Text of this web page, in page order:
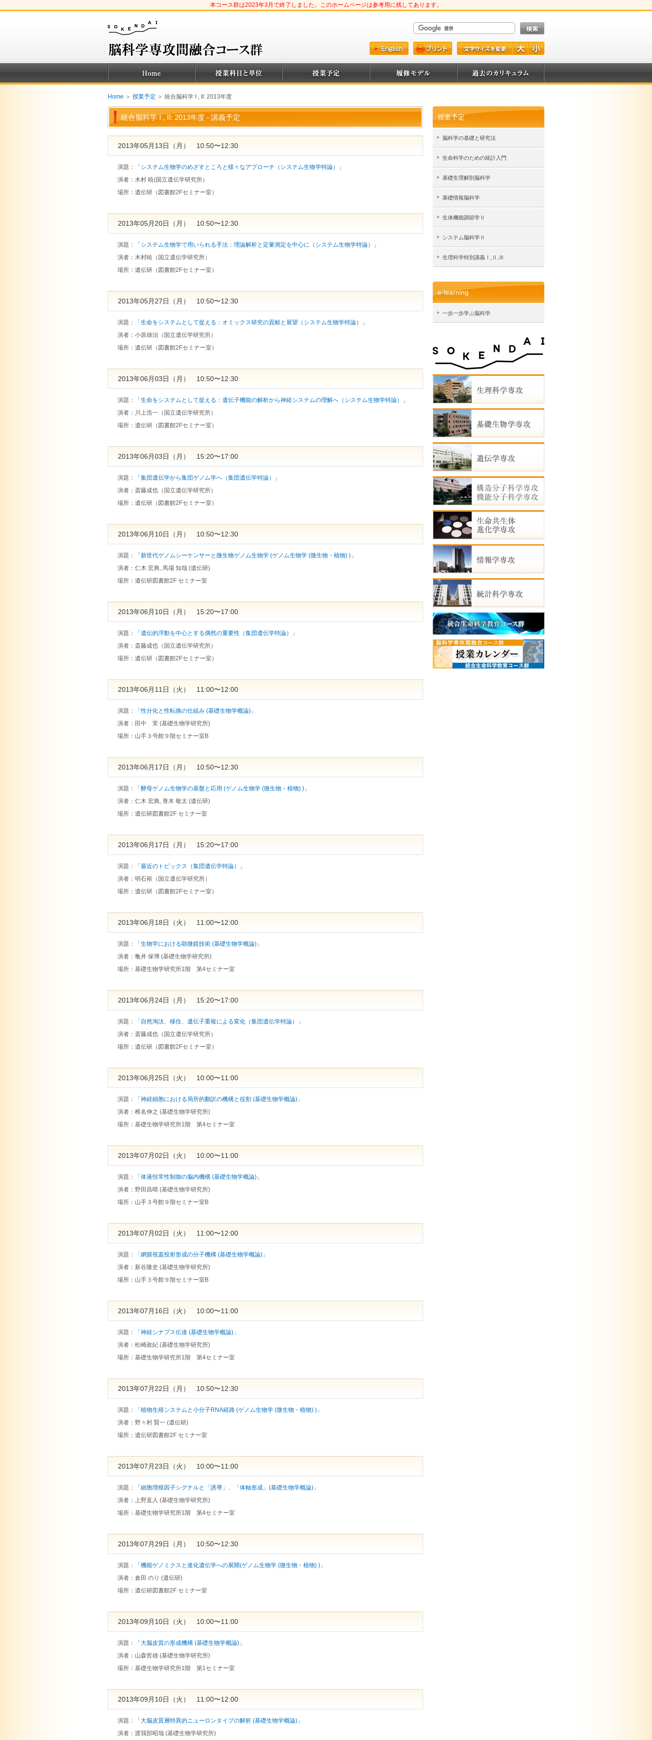
本コース群は2023年3月で終了しました。このホームページは参考用に残してあります。
Home ＞ 授業予定 ＞ 統合脳科学 I , II: 2013年度
統合脳科学 I , II: 2013年度 - 講義予定
2013年05月13日（月） 10:50〜12:30
演題：
「システム生物学のめざすところと様々なアプローチ（システム生物学特論）」
演者： 木村 暁(国立遺伝学研究所）
場所： 遺伝研（図書館2Fセミナー室）
2013年05月20日（月） 10:50〜12:30
演題：
「システム生物学で用いられる手法：理論解析と定量測定を中心に（システム生物学特論）」
演者： 木村暁（国立遺伝学研究所）
場所： 遺伝研（図書館2Fセミナー室）
2013年05月27日（月） 10:50〜12:30
演題：
「生命をシステムとして捉える：オミックス研究の貢献と展望（システム生物学特論）」
演者： 小原雄治（国立遺伝学研究所）
場所： 遺伝研（図書館2Fセミナー室）
2013年06月03日（月） 10:50〜12:30
演題：
「生命をシステムとして捉える：遺伝子機能の解析から神経システムの理解へ（システム生物学特論）」
演者： 川上浩一（国立遺伝学研究所）
場所： 遺伝研（図書館2Fセミナー室）
2013年06月03日（月） 15:20〜17:00
演題：
「集団遺伝学から集団ゲノム学へ（集団遺伝学特論）」
演者： 斎藤成也（国立遺伝学研究所）
場所： 遺伝研（図書館2Fセミナー室）
2013年06月10日（月） 10:50〜12:30
演題：
「新世代ゲノムシーケンサーと微生物ゲノム生物学 (ゲノム生物学 (微生物・植物) )」
演者： 仁木 宏典, 馬場 知哉 (遺伝研)
場所： 遺伝研図書館2F セミナー室
2013年06月10日（月） 15:20〜17:00
演題：
「遺伝的浮動を中心とする偶然の重要性（集団遺伝学特論）」
演者： 斎藤成也（国立遺伝学研究所）
場所： 遺伝研（図書館2Fセミナー室）
2013年06月11日（火） 11:00〜12:00
演題：
「性分化と性転換の仕組み (基礎生物学概論)」
演者： 田中 実 (基礎生物学研究所)
場所： 山手３号館９階セミナー室B
2013年06月17日（月） 10:50〜12:30
演題：
「酵母ゲノム生物学の基盤と応用 (ゲノム生物学 (微生物・植物) )」
演者： 仁木 宏典, 青木 敬太 (遺伝研)
場所： 遺伝研図書館2F セミナー室
2013年06月17日（月） 15:20〜17:00
演題：
「最近のトピックス（集団遺伝学特論）」
演者： 明石裕（国立遺伝学研究所）
場所： 遺伝研（図書館2Fセミナー室）
2013年06月18日（火） 11:00〜12:00
演題：
「生物学における顕微鏡技術 (基礎生物学概論)」
演者： 亀井 保博 (基礎生物学研究所)
場所： 基礎生物学研究所1階 第4セミナー室
2013年06月24日（月） 15:20〜17:00
演題：
「自然淘汰、移住、遺伝子重複による変化（集団遺伝学特論）」
演者： 斎藤成也（国立遺伝学研究所）
場所： 遺伝研（図書館2Fセミナー室）
2013年06月25日（火） 10:00〜11:00
演題：
「神経細胞における局所的翻訳の機構と役割 (基礎生物学概論)」
演者： 椎名伸之 (基礎生物学研究所)
場所： 基礎生物学研究所1階 第4セミナー室
2013年07月02日（火） 10:00〜11:00
演題：
「体液恒常性制御の脳内機構 (基礎生物学概論)」
演者： 野田昌晴 (基礎生物学研究所)
場所： 山手３号館９階セミナー室B
2013年07月02日（火） 11:00〜12:00
演題：
「網膜視蓋投射形成の分子機構 (基礎生物学概論)」
演者： 新谷隆史 (基礎生物学研究所)
場所： 山手３号館９階セミナー室B
2013年07月16日（火） 10:00〜11:00
演題：
「神経シナプス伝達 (基礎生物学概論)」
演者： 松崎政紀 (基礎生物学研究所)
場所： 基礎生物学研究所1階 第4セミナー室
2013年07月22日（月） 10:50〜12:30
演題：
「植物生殖システムと小分子RNA経路 (ゲノム生物学 (微生物・植物) )」
演者： 野々村 賢一 (遺伝研)
場所： 遺伝研図書館2F セミナー室
2013年07月23日（火） 10:00〜11:00
演題：
「細胞増殖因子シグナルと「誘導」、「体軸形成」(基礎生物学概論)」
演者： 上野直人 (基礎生物学研究所)
場所： 基礎生物学研究所1階 第4セミナー室
2013年07月29日（月） 10:50〜12:30
演題：
「機能ゲノミクスと進化遺伝学への展開(ゲノム生物学 (微生物・植物) )」
演者： 倉田 のり (遺伝研)
場所： 遺伝研図書館2F セミナー室
2013年09月10日（火） 10:00〜11:00
演題：
「大脳皮質の形成機構 (基礎生物学概論)」
演者： 山森哲雄 (基礎生物学研究所)
場所： 基礎生物学研究所1階 第1セミナー室
2013年09月10日（火） 11:00〜12:00
演題：
「大脳皮質層特異的ニューロンタイプの解析 (基礎生物学概論)」
演者： 渡我部昭哉 (基礎生物学研究所)
授業予定
脳科学の基礎と研究法
生命科学のための統計入門
基礎生理解剖脳科学
基礎情報脳科学
生体機能調節学Ⅱ
システム脳科学Ⅱ
生理科学特別講義Ⅰ,Ⅱ,Ⅲ
e-learning
一歩一歩学ぶ脳科学